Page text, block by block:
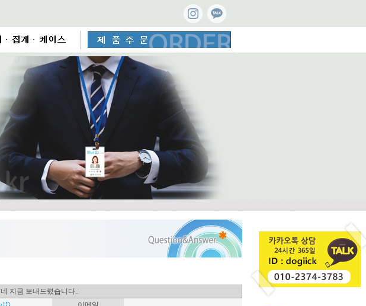
네 지금 보내드렸습니다..